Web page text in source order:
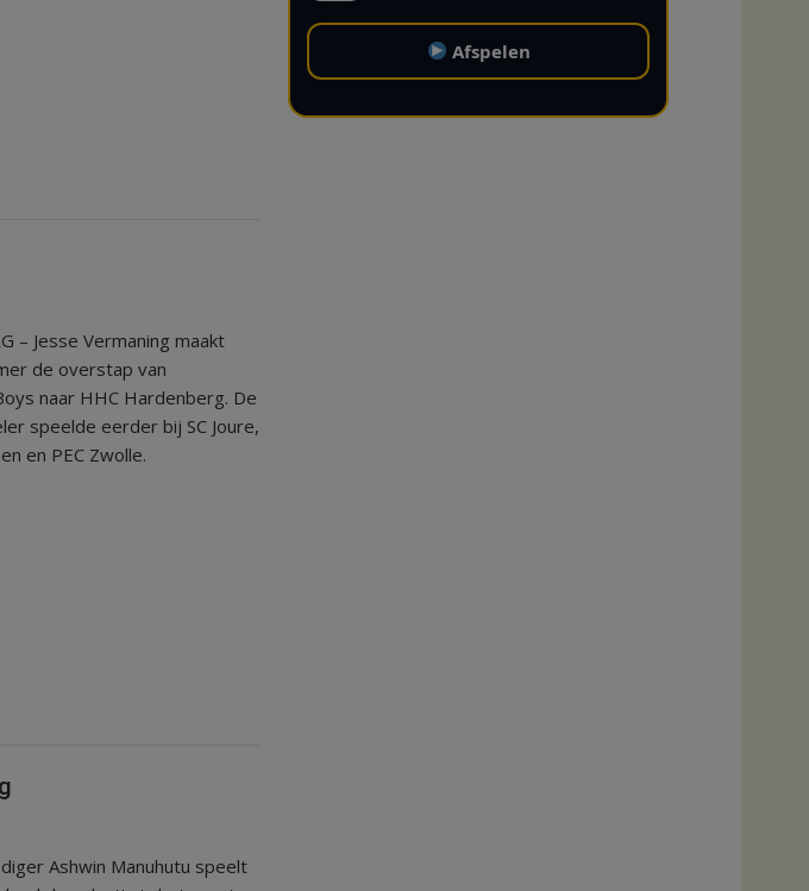
– Jesse Vermaning maakt
de overstap van
naar HHC Hardenberg. De
speelde eerder bij SC Joure,
en PEC Zwolle.
Ashwin Manuhutu speelt
Afspelen